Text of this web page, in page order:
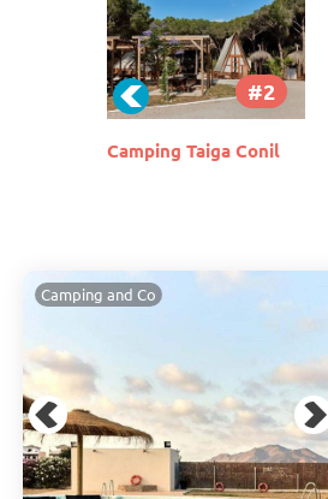
Puerto
#2
Camping Taiga Conil
Camping and Co